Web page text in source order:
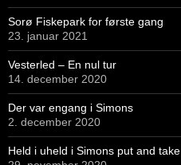
Sorø Fiskepark for første gang
23. januar 2021
Vesterled – En nul tur
14. december 2020
Der var engang i Simons
2. december 2020
Held i uheld i Simons put and take